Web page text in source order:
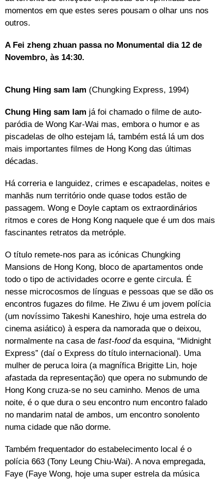
momentos em que estes seres pousam o olhar uns nos
outros.
A Fei zheng zhuan passa no Monumental dia 12 de
Novembro, às 14:30.
Chung Hing sam lam (Chungking Express, 1994)
Chung Hing sam lam já foi chamado o filme de auto-
paródia de Wong Kar-Wai mas, embora o humor e as
piscadelas de olho estejam lá, também está lá um dos
mais importantes filmes de Hong Kong das últimas
décadas.
Há correria e languidez, crimes e escapadelas, noites e
manhãs num território onde quase todos estão de
passagem. Wong e Doyle captam os extraordinários
ritmos e cores de Hong Kong naquele que é um dos mais
fascinantes retratos da metróple.
O título remete-nos para as icónicas Chungking
Mansions de Hong Kong, bloco de apartamentos onde
todo o tipo de actividades ocorre e gente circula. É
nesse microcosmos de línguas e pessoas que se dão os
encontros fugazes do filme. He Ziwu é um jovem polícia
(um novíssimo Takeshi Kaneshiro, hoje uma estrela do
cinema asiático) à espera da namorada que o deixou,
normalmente na casa de fast-foodda esquina, “Midnight
Express” (daí o Express do título internacional). Uma
mulher de peruca loira (a magnífica Brigitte Lin, hoje
afastada da representação) que opera no submundo de
Hong Kong cruza-se no seu caminho. Menos de uma
noite, é o que dura o seu encontro num encontro falado
no mandarim natal de ambos, um encontro sonolento
numa cidade que não dorme.
Também frequentador do estabelecimento local é o
polícia 663 (Tony Leung Chiu-Wai). A nova empregada,
Faye (Faye Wong, hoje uma super estrela da música